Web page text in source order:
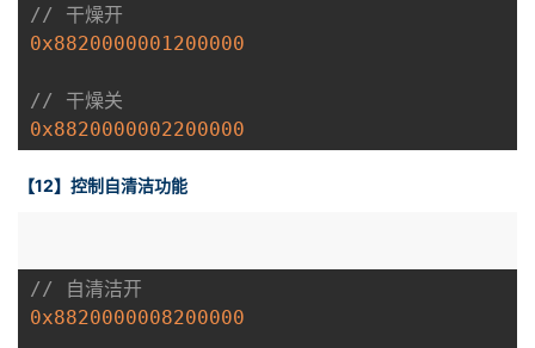
// 干燥开
0x8820000001200000
// 干燥关
0x8820000002200000
【12】控制自清洁功能
// 自清洁开
0x8820000008200000